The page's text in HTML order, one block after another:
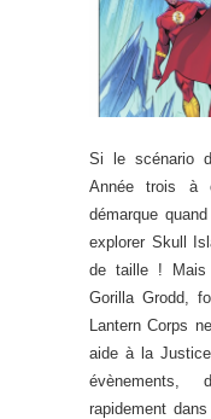
Si le scénario
Année trois à
démarque
explorer Skull
de taille ! Mais
Gorilla Grodd,
Lantern Corps
aide à la
évènements,
rapidement